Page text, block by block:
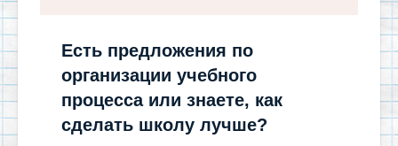
Есть предложения по
организации учебного
процесса или знаете, как
сделать школу лучше?